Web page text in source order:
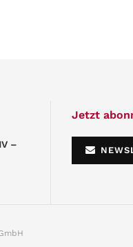
–
Jetzt